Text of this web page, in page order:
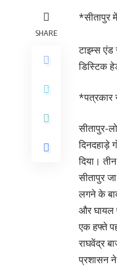
SHARE
*सीतापुर
टाइम्स
डिस्टिक
*पत्रकार
सीतापुर-
दिनदहाड़े
दिया।
सीतापुर
लगने के
और घायल
एक हफ्ते
राघवेंद्र
प्रशासन ने